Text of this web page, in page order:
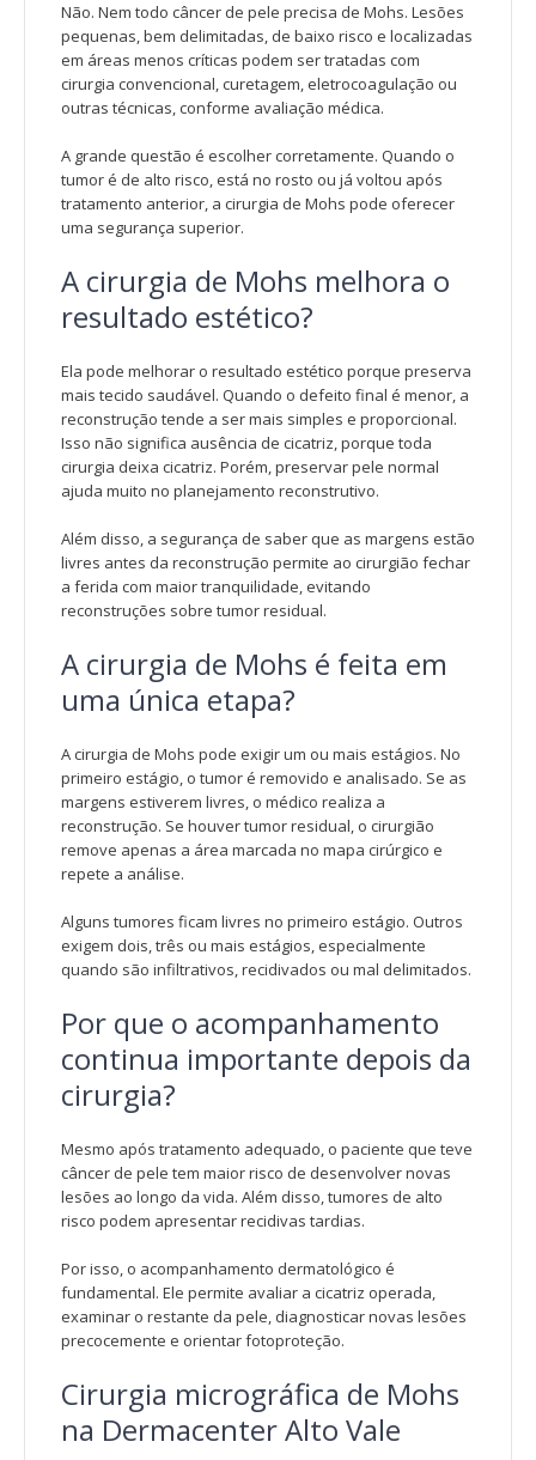
Não. Nem todo câncer de pele precisa de Mohs. Lesões
pequenas, bem delimitadas, de baixo risco e localizadas
em áreas menos críticas podem ser tratadas com
cirurgia convencional, curetagem, eletrocoagulação ou
outras técnicas, conforme avaliação médica.
A grande questão é escolher corretamente. Quando o
tumor é de alto risco, está no rosto ou já voltou após
tratamento anterior, a cirurgia de Mohs pode oferecer
uma segurança superior.
A cirurgia de Mohs melhora o
resultado estético?
Ela pode melhorar o resultado estético porque preserva
mais tecido saudável. Quando o defeito final é menor, a
reconstrução tende a ser mais simples e proporcional.
Isso não significa ausência de cicatriz, porque toda
cirurgia deixa cicatriz. Porém, preservar pele normal
ajuda muito no planejamento reconstrutivo.
Além disso, a segurança de saber que as margens estão
livres antes da reconstrução permite ao cirurgião fechar
a ferida com maior tranquilidade, evitando
reconstruções sobre tumor residual.
A cirurgia de Mohs é feita em
uma única etapa?
A cirurgia de Mohs pode exigir um ou mais estágios. No
primeiro estágio, o tumor é removido e analisado. Se as
margens estiverem livres, o médico realiza a
reconstrução. Se houver tumor residual, o cirurgião
remove apenas a área marcada no mapa cirúrgico e
repete a análise.
Alguns tumores ficam livres no primeiro estágio. Outros
exigem dois, três ou mais estágios, especialmente
quando são infiltrativos, recidivados ou mal delimitados.
Por que o acompanhamento
continua importante depois da
cirurgia?
Mesmo após tratamento adequado, o paciente que teve
câncer de pele tem maior risco de desenvolver novas
lesões ao longo da vida. Além disso, tumores de alto
risco podem apresentar recidivas tardias.
Por isso, o acompanhamento dermatológico é
fundamental. Ele permite avaliar a cicatriz operada,
examinar o restante da pele, diagnosticar novas lesões
precocemente e orientar fotoproteção.
Cirurgia micrográfica de Mohs
na Dermacenter Alto Vale